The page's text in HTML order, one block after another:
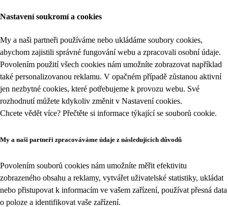
Nastavení soukromí a cookies
My a naši partneři používáme nebo ukládáme soubory cookies,
abychom zajistili správné fungování webu a zpracovali osobní údaje.
Povolením použití všech cookies nám umožníte zobrazovat například
také personalizovanou reklamu. V opačném případě zůstanou aktivní
jen nezbytné cookies, které potřebujeme k provozu webu. Své
rozhodnutí můžete kdykoliv změnit v Nastavení cookies.
Chcete vědět více? Přečtěte si informace týkající se souborů cookie.
My a naši partneři zpracováváme údaje z následujících důvodů
Povolením souborů cookies nám umožníte měřit efektivitu
zobrazeného obsahu a reklamy, vytvářet uživatelské statistiky, ukládat
nebo přistupovat k informacím ve vašem zařízení, používat přesná data
o poloze a identifikovat vaše zařízení.